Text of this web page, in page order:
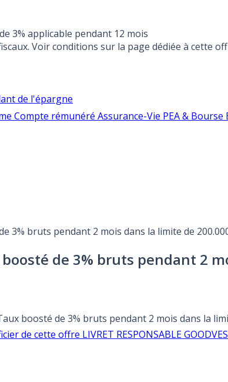
3% applicable pendant 12 mois
Voir conditions sur la page dédiée à cette
de l'épargne
Compte rémunéré Assurance-Vie PEA & Bourse
3% bruts pendant 2 mois dans la limite de
de 3% bruts pendant 2
boosté de 3% bruts pendant 2 mois dans la
de cette offre LIVRET RESPONSABLE